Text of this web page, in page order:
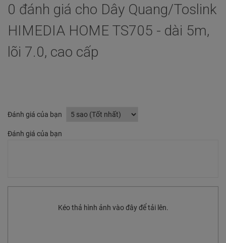
0 đánh giá cho Dây Quang/Toslink
HIMEDIA HOME TS705 - dài 5m,
lõi 7.0, cao cấp
Đánh giá của bạn
Đánh giá của bạn
Kéo thả hình ảnh vào đây để tải lên.